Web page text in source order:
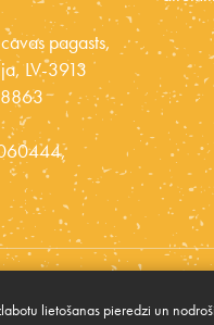
pagasts,
LV-3913
lietošanas pieredzi un